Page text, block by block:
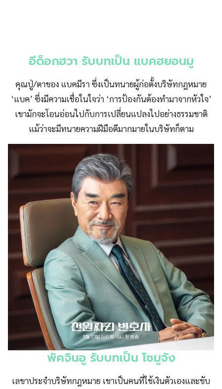
อีด็อกฮวา รับบทเป็น แบคฮยอนมู
คุณปู่/ตาของ แบคมีรา ซึ่งเป็นทนายผู้ก่อตั้งบริษัทกฎหมาย
‘แบค’ ซึ่งมีความเชื่อในใจว่า ‘การป้องกันต้องทำมาจากหัวใจ’
เขามักจะโอนอ่อนไปกับการเปลี่ยนแปลงไปอย่างธรรมชาติ
แม้ว่าจะมีทนายความฝีมือดีมากมายในบริษัทก็ตาม
พัคจินอู รับบทเป็น โซมูจัง
เลขาประจำบริษัทกฎหมาย เขาเป็นคนที่ใช้เงินตัวเองและขับ